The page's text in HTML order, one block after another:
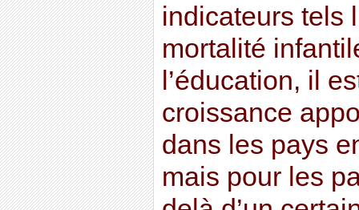
indicateurs tels
mortalité
l’éducation, il
croissance
dans les pays
mais pour les